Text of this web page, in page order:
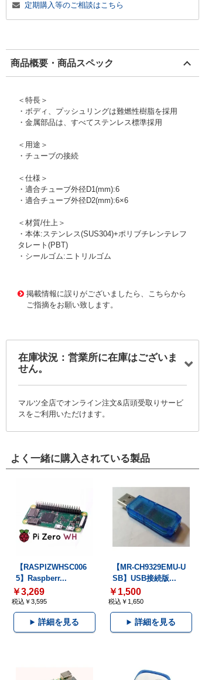
定期購入等のご相談はこちら
商品概要・商品スペック
＜特長＞
・ボディ、プッシュリングは難燃性樹脂を採用
・金属部品は、すべてステンレス標準採用
＜用途＞
・チューブの接続
＜仕様＞
・適合チューブ外径D1(mm):6
・適合チューブ外径D2(mm):6×6
＜材質/仕上＞
・本体:ステンレス(SUS304)+ポリブチレンテレフ
タレート(PBT)
・シールゴム:ニトリルゴム
掲載情報に誤りがございましたら、こちらから
ご指摘をお願い致します。
在庫状況：営業所に在庫はございま
せん。
マルツ全店でオンライン注文&店頭受取りサービ
スをご利用いただけます。
よく一緒に購入されている製品
【RASPIZWHSC006
5】Raspberr...
￥3,269
税込￥3,595
詳細を見る
【MR-CH9329EMU-U
SB】USB接続版...
￥1,500
税込￥1,650
詳細を見る